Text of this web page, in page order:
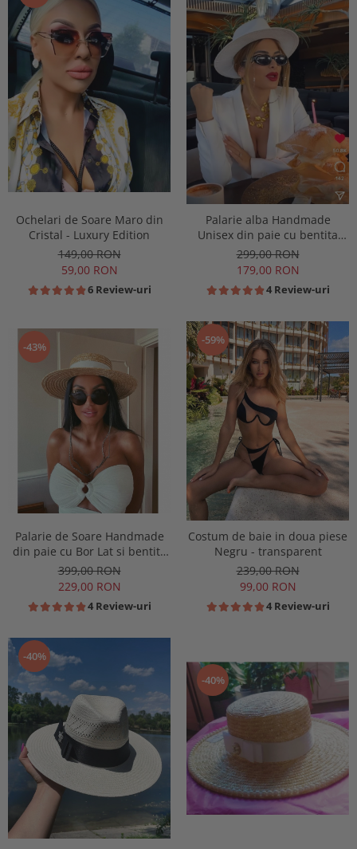
Ochelari de Soare Maro din
Cristal - Luxury Edition
149,00 RON
59,00 RON
6 Review-uri
Palarie alba Handmade
Unisex din paie cu bentita
detasabila
299,00 RON
179,00 RON
4 Review-uri
-43%
Palarie de Soare Handmade
din paie cu Bor Lat si bentita
detasabila la alegere
399,00 RON
229,00 RON
4 Review-uri
-59%
Costum de baie in doua piese
Negru - transparent
239,00 RON
99,00 RON
4 Review-uri
-40%
-40%